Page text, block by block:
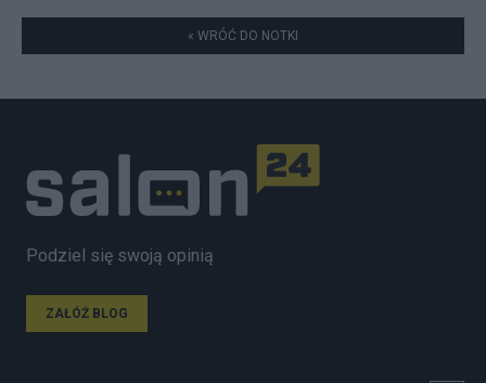
« WRÓĆ DO NOTKI
Podziel się swoją opinią
ZAŁÓŻ BLOG